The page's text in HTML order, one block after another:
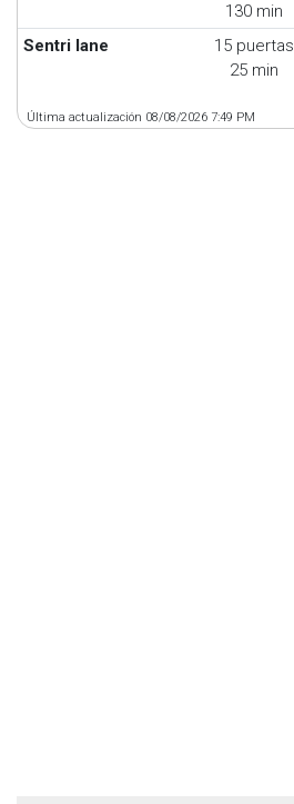
130 min
Sentri lane
15 puertas
25 min
Última actualización 08/08/2026 7:49 PM